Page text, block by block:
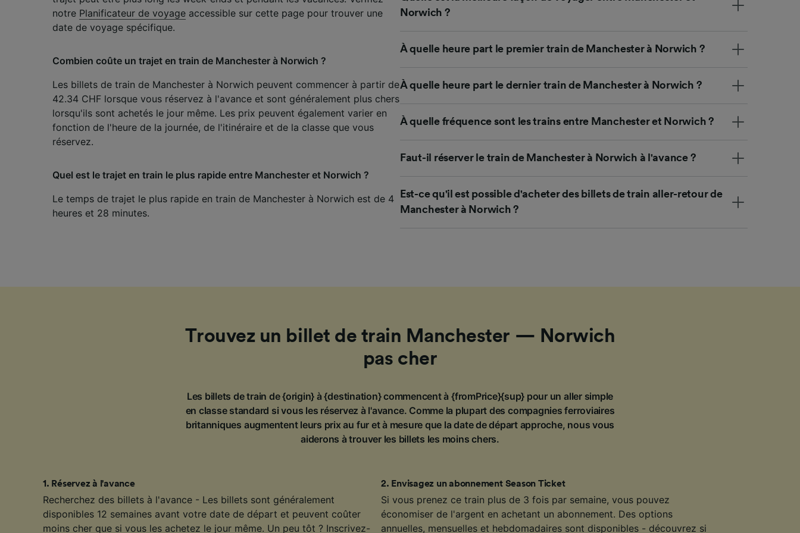
notre Planificateur de voyage accessible sur cette page pour trouver une
date de voyage spécifique.
Combien coûte un trajet en train de Manchester à Norwich ?
Les billets de train de Manchester à Norwich peuvent commencer à partir de
42.34 CHF lorsque vous réservez à l'avance et sont généralement plus chers
lorsqu'ils sont achetés le jour même. Les prix peuvent également varier en
fonction de l'heure de la journée, de l'itinéraire et de la classe que vous
réservez.
Quel est le trajet en train le plus rapide entre Manchester et Norwich ?
Le temps de trajet le plus rapide en train de Manchester à Norwich est de 4
heures et 28 minutes.
Norwich ?
À quelle heure part le premier train de Manchester à Norwich ?
À quelle heure part le dernier train de Manchester à Norwich ?
À quelle fréquence sont les trains entre Manchester et Norwich ?
Faut-il réserver le train de Manchester à Norwich à l'avance ?
Est-ce qu'il est possible d'acheter des billets de train aller-retour de
Manchester à Norwich ?
Trouvez un billet de train Manchester — Norwich
pas cher
Les billets de train de {origin} à {destination} commencent à {fromPrice}{sup} pour un aller simple
en classe standard si vous les réservez à l'avance. Comme la plupart des compagnies ferroviaires
britanniques augmentent leurs prix au fur et à mesure que la date de départ approche, nous vous
aiderons à trouver les billets les moins chers.
1 . Réservez à l'avance
Recherchez des billets à l'avance - Les billets sont généralement
disponibles 12 semaines avant votre date de départ et peuvent coûter
moins cher que si vous les achetez le jour même. Un peu tôt ? Inscrivez-
2. Envisagez un abonnement Season Ticket
Si vous prenez ce train plus de 3 fois par semaine, vous pouvez
économiser de l'argent en achetant un abonnement. Des options
annuelles, mensuelles et hebdomadaires sont disponibles - découvrez si
développement de services.